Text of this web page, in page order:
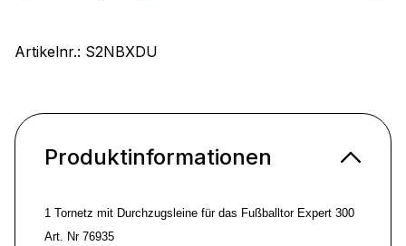
Artikelnr.: S2NBXDU
Produktinformationen
1 Tornetz mit Durchzugsleine für das Fußballtor Expert 300
Art. Nr 76935